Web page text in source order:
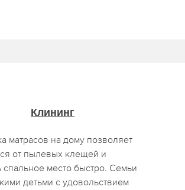
Клининг
матрасов на дому позволяет
от пылевых клещей и
спальное место быстро. Семьи
детьми с удовольствием